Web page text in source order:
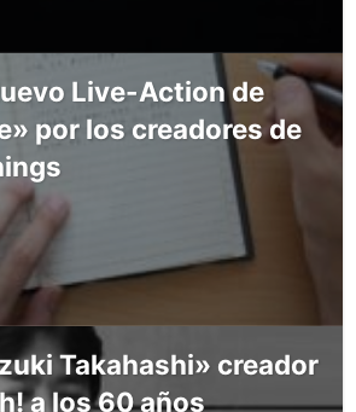
Live-Action de
por los creadores de
Takahashi» creador
a los 60 años